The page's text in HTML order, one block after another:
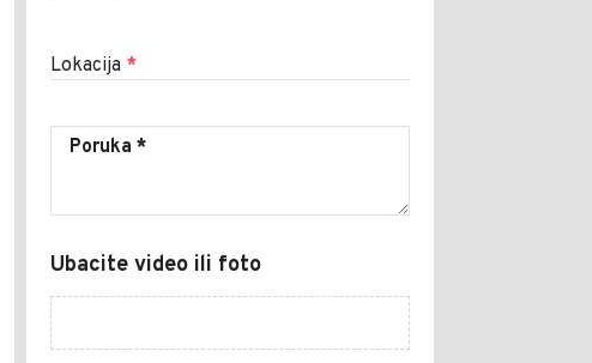
Lokacija *
Ubacite video ili foto